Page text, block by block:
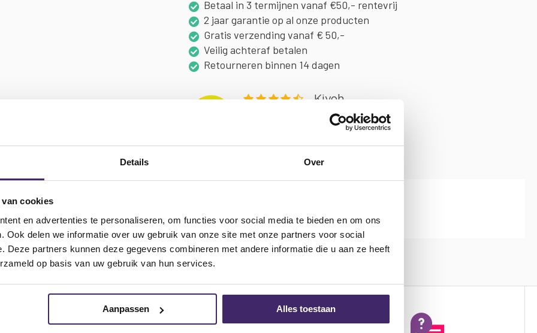
Details Over
cookies
en advertenties te personaliseren, om functies voor social media te bieden en om ons
Ook delen we informatie over uw gebruik van onze site met onze partners voor social
Deze partners kunnen deze gegevens combineren met andere informatie die u aan ze heeft
op basis van uw gebruik van hun services.
Aanpassen Alles toestaan
Betaal in 3 termijnen vanaf €50,- rentevrij
2 jaar garantie op al onze producten
Gratis verzending vanaf € 50,-
Veilig achteraf betalen
Retourneren binnen 14 dagen
GARANTIE & SERVICE
voorzien zijn van een normale 8 vormige voedings-aansluiting.